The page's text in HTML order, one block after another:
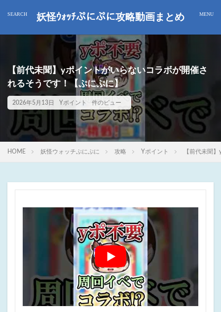
妖怪ｳｫｯﾁぷにぷに攻略動画まとめ
【前代未聞】yポイントがいらないコラボが開催さ
れるそうです！【ぷにぷに】
2026年5月13日 Yポイント 件のビュー
HOME 妖怪ウォッチぷにぷに 攻略 Yポイント 【前代未聞